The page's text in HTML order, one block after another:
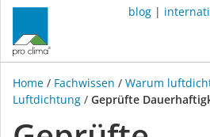
blog |
Home / Fachwissen / Warum
Luftdichtung / Geprüfte